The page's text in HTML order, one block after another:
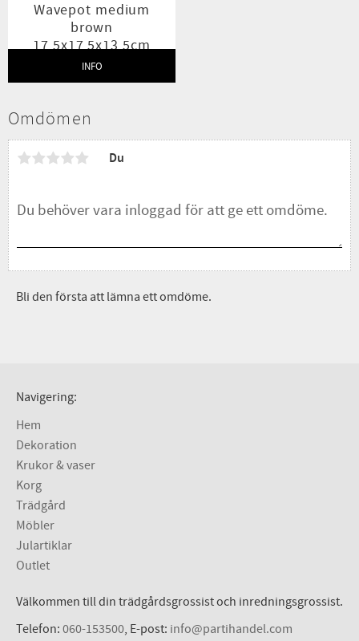
Omdömen
Du
Bli den första att lämna ett omdöme.
Wavepot medium
brown
17,5x17,5x13,5cm
INFO
Navigering:
Hem
Dekoration
Krukor & vaser
Korg
Trädgård
Möbler
Julartiklar
Outlet
Välkommen till din trädgårdsgrossist och inredningsgrossist.
Telefon: 060-153500, E-post: info@partihandel.com